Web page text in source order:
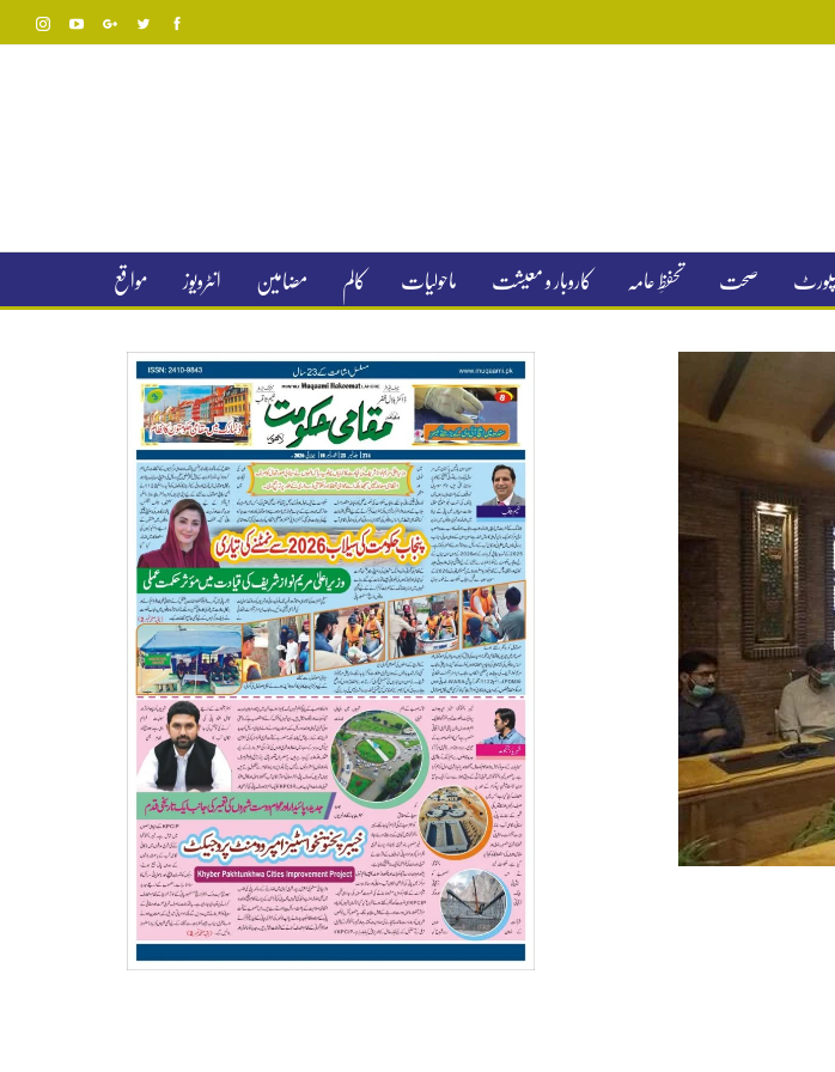
صحت تحفظِ عامہ کاروبار و معیشت ماحولیات کالم مضامین انٹرویوز مواقع